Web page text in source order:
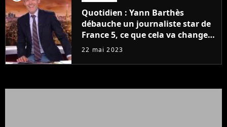
Quotidien : Yann Barthès
débauche un journaliste star de
France 5, ce que cela va changer
à la rentrée
22 mai 2023